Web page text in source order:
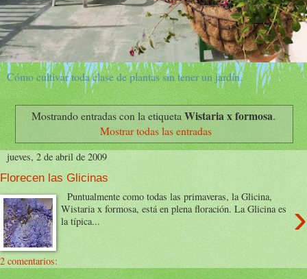
Cómo cultivar toda clase de plantas sin tener un jardín.
Mostrando entradas con la etiquetaWistaria x formosa.
Mostrar todas las entradas
jueves, 2 de abril de 2009
Florecen las Glicinas
›
Puntualmente como todas las primaveras, la Glicina,
Wistaria x formosa, está en plena floración. La Glicina es
la típica...
2 comentarios: